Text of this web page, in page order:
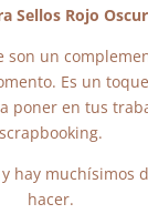
Sellos Rojo
son un
Es un
poner en tus
scrapbooking.
hay muchísimos
hacer.